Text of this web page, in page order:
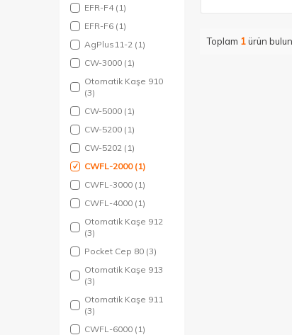
EFR-F4 (1)
EFR-F6 (1)
AgPlus11-2 (1)
CW-3000 (1)
Otomatik Kaşe 910
(3)
CW-5000 (1)
CW-5200 (1)
CW-5202 (1)
CWFL-2000 (1)
CWFL-3000 (1)
CWFL-4000 (1)
Otomatik Kaşe 912
(3)
Pocket Cep 80 (3)
Otomatik Kaşe 913
(3)
Otomatik Kaşe 911
(3)
CWFL-6000 (1)
Toplam 1ürün